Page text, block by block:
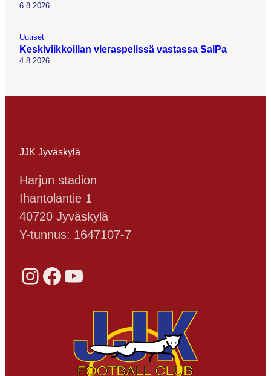
6.8.2026
Uutiset
Keskiviikkoillan vieraspelissä vastassa SalPa
4.8.2026
JJK Jyväskylä
Harjun stadion
Ihantolantie 1
40720 Jyväskylä
Y-tunnus: 1647107-7
Instagram Facebook YouTube